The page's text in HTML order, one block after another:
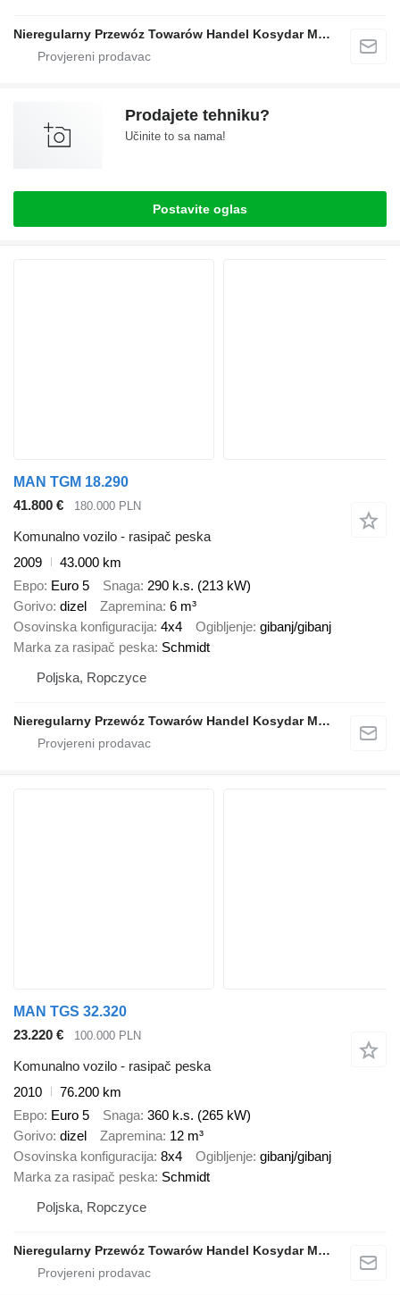
Nieregularny Przewóz Towarów Handel Kosydar Marcin
Prodajete tehniku?
Učinite to sa nama!
Postavite oglas
MAN TGM 18.290
41.800 €
180.000 PLN
Komunalno vozilo - rasipač peska
2009
43.000 km
Евро Euro 5 Snaga 290 k.s. (213 kW)
Gorivo dizel Zapremina 6 m³
Osovinska konfiguracija 4x4 Ogibljenje gibanj/gibanj
Marka za rasipač peska Schmidt
Poljska, Ropczyce
Nieregularny Przewóz Towarów Handel Kosydar Marcin
MAN TGS 32.320
23.220 €
100.000 PLN
Komunalno vozilo - rasipač peska
2010
76.200 km
Евро Euro 5 Snaga 360 k.s. (265 kW)
Gorivo dizel Zapremina 12 m³
Osovinska konfiguracija 8x4 Ogibljenje gibanj/gibanj
Marka za rasipač peska Schmidt
Poljska, Ropczyce
Nieregularny Przewóz Towarów Handel Kosydar Marcin